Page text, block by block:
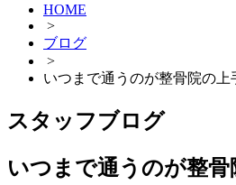
HOME
>
ブログ
>
いつまで通うのが整骨院の上
スタッフブログ
いつまで通うのが整